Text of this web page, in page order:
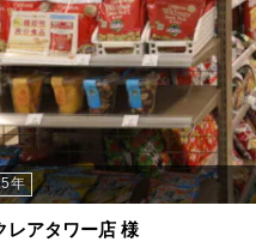
年
レアタワー店 様